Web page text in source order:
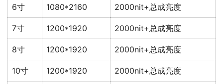
6寸 1080*2160 2000nit+总成亮度
7寸 1200*1920 2000nit+总成亮度
8寸 1200*1920 2000nit+总成亮度
10寸 1200*1920 2000nit+总成亮度